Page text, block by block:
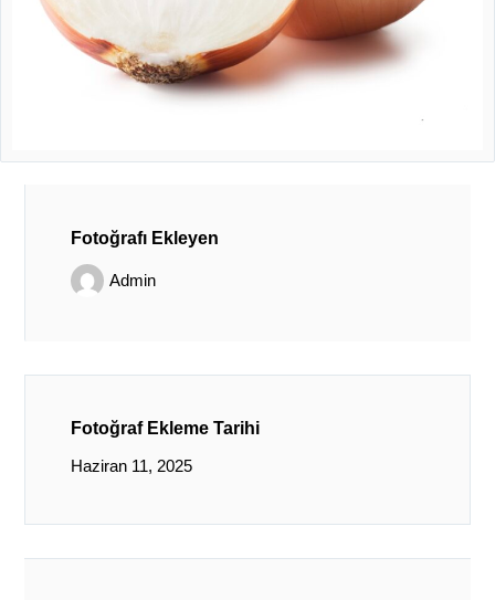
Fotoğrafı Ekleyen
Admin
Fotoğraf Ekleme Tarihi
Haziran 11, 2025